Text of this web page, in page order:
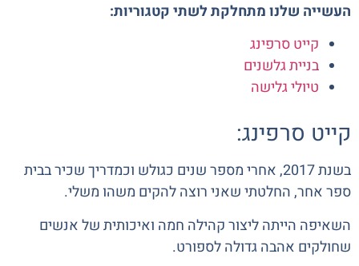
העשייה שלנו מתחלקת לשתי קטגוריות:
קייט סרפינג
בניית גלשנים
טיולי גלישה
קייט סרפינג:
בשנת 2017, אחרי מספר שנים כגולש וכמדריך שכיר בבית
ספר אחר, החלטתי שאני רוצה להקים משהו משלי.
השאיפה הייתה ליצור קהילה חמה ואיכותית של אנשים
שחולקים אהבה גדולה לספורט.